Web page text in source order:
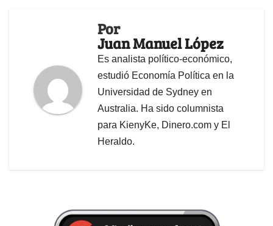
Por
Juan Manuel López
Es analista político-económico,
estudió Economía Política en la
Universidad de Sydney en
Australia. Ha sido columnista
para KienyKe, Dinero.com y El
Heraldo.